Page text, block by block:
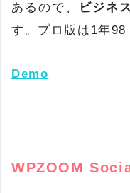
あるので、
ビジネ
す。プロ版は1年98
Demo
WPZOOM